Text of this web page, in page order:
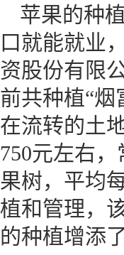
苹果的种
口就能就业
资股份有限
前共种植“烟
在流转的土
750元左右
果树，平均
植和管理，
的种植增添